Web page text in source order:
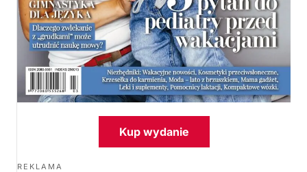
Kup wydanie
REKLAMA